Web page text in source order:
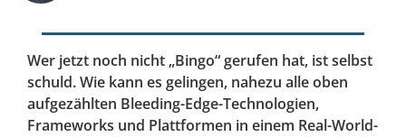
Wer jetzt noch nicht „Bingo“ gerufen hat, ist selbst
schuld. Wie kann es gelingen, nahezu alle oben
aufgezählten Bleeding-Edge-Technologien,
Frameworks und Plattformen in einem Real-World-